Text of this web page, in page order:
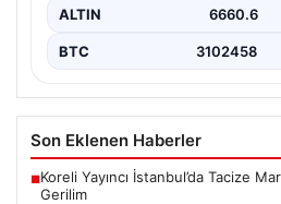
ALTIN 6660.6
BTC 3102458
Son Eklenen Haberler
■Koreli Yayıncı İstanbul’da Tacize
Gerilim